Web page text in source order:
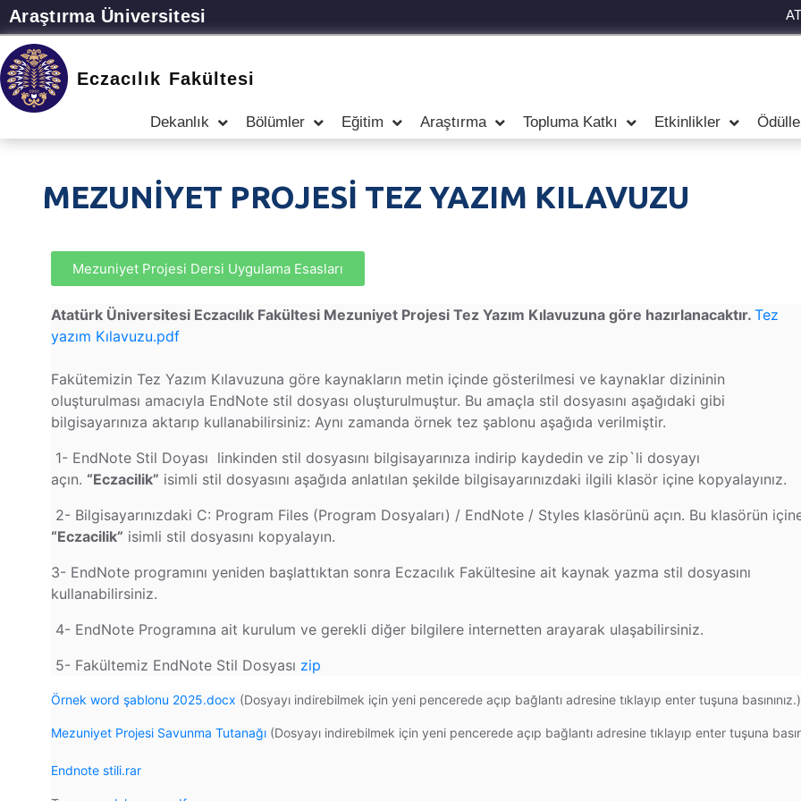
Araştırma Üniversitesi
Eczacılık Fakültesi
Dekanlık Bölümler Eğitim Araştırma Topluma Katkı Etkinlikler
MEZUNİYET PROJESİ TEZ YAZIM KILAVUZU
Mezuniyet Projesi Dersi Uygulama Esasları
Atatürk Üniversitesi Eczacılık Fakültesi Mezuniyet Projesi Tez Yazım Kılavuzuna göre hazırlanacaktır. Tez
yazım Kılavuzu.pdf
Fakütemizin Tez Yazım Kılavuzuna göre kaynakların metin içinde gösterilmesi ve kaynaklar dizininin
oluşturulması amacıyla EndNote stil dosyası oluşturulmuştur. Bu amaçla stil dosyasını aşağıdaki gibi
bilgisayarınıza aktarıp kullanabilirsiniz: Aynı zamanda örnek tez şablonu aşağıda verilmiştir.
1- EndNote Stil Doyası linkinden stil dosyasını bilgisayarınıza indirip kaydedin ve zip`li dosyayı
açın. “Eczacilik” isimli stil dosyasını aşağıda anlatılan şekilde bilgisayarınızdaki ilgili klasör içine kopyalayınız.
2- Bilgisayarınızdaki C: Program Files (Program Dosyaları) / EndNote / Styles klasörünü açın. Bu klasörün
“Eczacilik” isimli stil dosyasını kopyalayın.
3- EndNote programını yeniden başlattıktan sonra Eczacılık Fakültesine ait kaynak yazma stil dosyasını
kullanabilirsiniz.
4- EndNote Programına ait kurulum ve gerekli diğer bilgilere internetten arayarak ulaşabilirsiniz.
5- Fakültemiz EndNote Stil Dosyası zip
Örnek word şablonu 2025.docx (Dosyayı indirebilmek için yeni pencerede açıp bağlantı adresine tıklayıp enter tuşuna basınınız.)
Mezuniyet Projesi Savunma Tutanağı (Dosyayı indirebilmek için yeni pencerede açıp bağlantı adresine tıklayıp enter tuşuna
Endnote stili.rar